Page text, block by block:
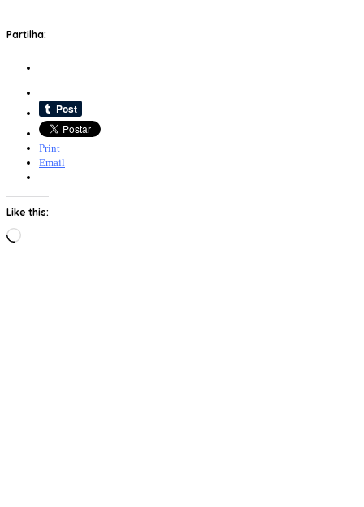
Partilha:
Print
Email
Like this:
Loading…